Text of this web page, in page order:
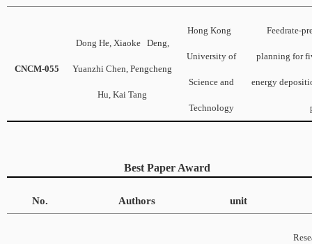
CNCM-055
Dong He, Xiaoke Deng,
Yuanzhi Chen, Pengcheng
Hu, Kai Tang
Hong Kong
University of
Science and
Technology
Feedrate-
planning for
energy
Best Paper Award
No. Authors unit